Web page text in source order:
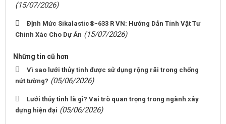
(15/07/2026)
Định Mức Sikalastic®-633 R VN: Hướng Dẫn Tính Vật Tư
Chính Xác Cho Dự Án (15/07/2026)
Những tin cũ hơn
Vì sao lưới thủy tinh được sử dụng rộng rãi trong chống
nứt tường? (05/06/2026)
Lưới thủy tinh là gì? Vai trò quan trọng trong ngành xây
dựng hiện đại (05/06/2026)